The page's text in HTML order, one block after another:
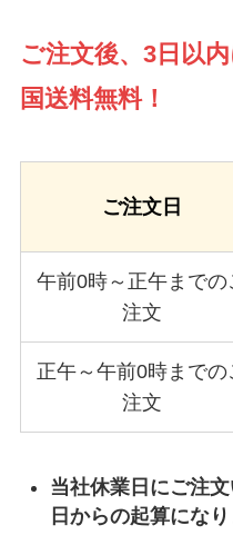
ご注文後、3日以
国送料無料！
ご注文日
午前0時～正午までの
注文
正午～午前0時までの
注文
当社休業日にご注
日からの起算になり